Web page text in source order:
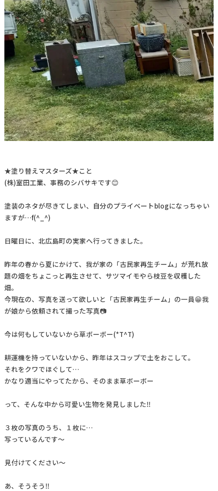
★塗り替えマスターズ★こと
(株)室田工業、事務のシバサキです😊
塗装のネタが尽きてしまい、自分のプライベートblogになっちゃい
ますが…f(^_^)
日曜日に、北広島町の実家へ行ってきました。
昨年の春から夏にかけて、我が家の「古民家再生チーム」が荒れ放
題の畑をちょこっと再生させて、サツマイモやら枝豆を収穫した
畑。
今現在の、写真を送って欲しいと「古民家再生チーム」の一員😁我
が娘から依頼されて撮った写真📷
今は何もしていないから草ボーボー(*T^T)
耕運機を持っていないから、昨年はスコップで土をおこして。
それをクワでほぐして…
かなり適当にやってたから、そのまま草ボーボー
って、そんな中から可愛い生物を発見しました‼
３枚の写真のうち、１枚に…
写っているんです～
見付けてください～
あ、そうそう‼